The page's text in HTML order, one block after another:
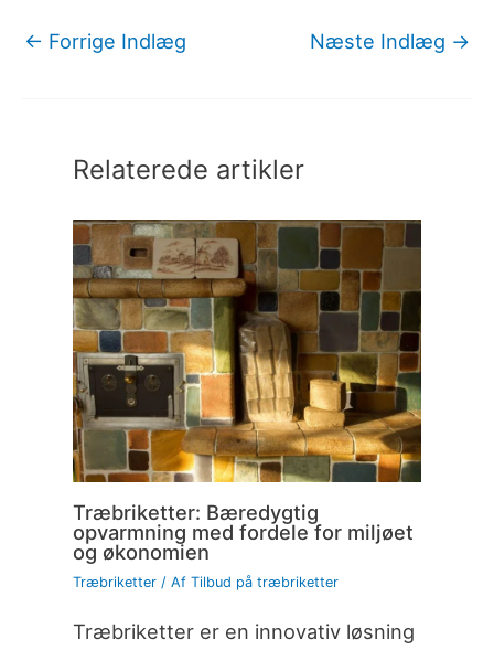
← Forrige Indlæg Næste Indlæg →
Relaterede artikler
Træbriketter: Bæredygtig
opvarmning med fordele for miljøet
og økonomien
Træbriketter/ Af Tilbud på træbriketter
Træbriketter er en innovativ løsning